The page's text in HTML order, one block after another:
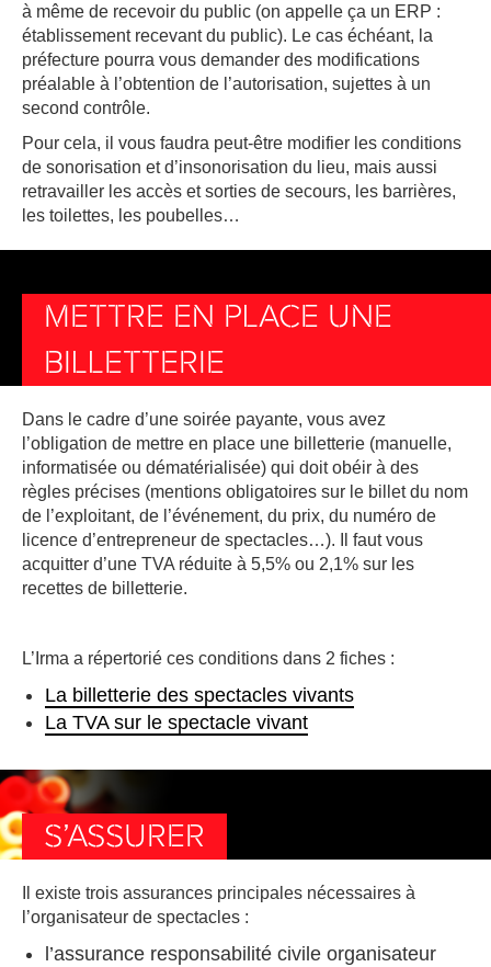
à même de recevoir du public (on appelle ça un ERP :
établissement recevant du public). Le cas échéant, la
préfecture pourra vous demander des modifications
préalable à l’obtention de l’autorisation, sujettes à un
second contrôle.
Pour cela, il vous faudra peut-être modifier les conditions
de sonorisation et d’insonorisation du lieu, mais aussi
retravailler les accès et sorties de secours, les barrières,
les toilettes, les poubelles…
METTRE EN PLACE UNE
BILLETTERIE
Dans le cadre d’une soirée payante, vous avez
l’obligation de mettre en place une billetterie (manuelle,
informatisée ou dématérialisée) qui doit obéir à des
règles précises (mentions obligatoires sur le billet du nom
de l’exploitant, de l’événement, du prix, du numéro de
licence d’entrepreneur de spectacles…). Il faut vous
acquitter d’une TVA réduite à 5,5% ou 2,1% sur les
recettes de billetterie.
L’Irma a répertorié ces conditions dans 2 fiches :
La billetterie des spectacles vivants
La TVA sur le spectacle vivant
S’ASSURER
Il existe trois assurances principales nécessaires à
l’organisateur de spectacles :
l’assurance responsabilité civile organisateur